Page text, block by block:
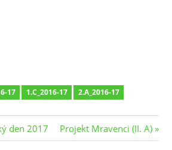
17 1.C_2016-17 2.A_2016-17
den 2017
Next
Post:
Projekt Mravenci (II. A)